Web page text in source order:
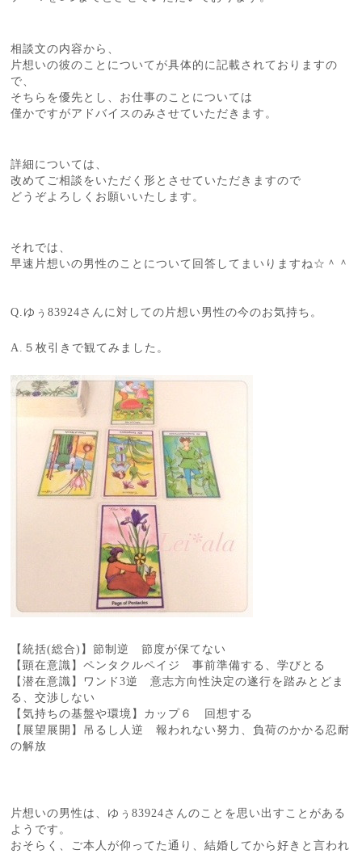
相談文の内容から、
片想いの彼のことについてが具体的に記載されておりますの
で、
そちらを優先とし、お仕事のことについては
僅かですがアドバイスのみさせていただきます。
詳細については、
改めてご相談をいただく形とさせていただきますので
どうぞよろしくお願いいたします。
それでは、
早速片想いの男性のことについて回答してまいりますね☆＾＾
Q.ゆぅ83924さんに対しての片想い男性の今のお気持ち。
A.５枚引きで観てみました。
【統括(総合)】節制逆 節度が保てない
【顕在意識】ペンタクルペイジ 事前準備する、学びとる
【潜在意識】ワンド3逆 意志方向性決定の遂行を踏みとどま
る、交渉しない
【気持ちの基盤や環境】カップ６ 回想する
【展望展開】吊るし人逆 報われない努力、負荷のかかる忍耐
の解放
片想いの男性は、ゆぅ83924さんのことを思い出すことがある
ようです。
おそらく、ご本人が仰ってた通り、結婚してから好きと言われ